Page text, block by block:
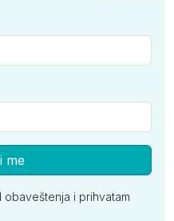
me
obaveštenja i prihvatam